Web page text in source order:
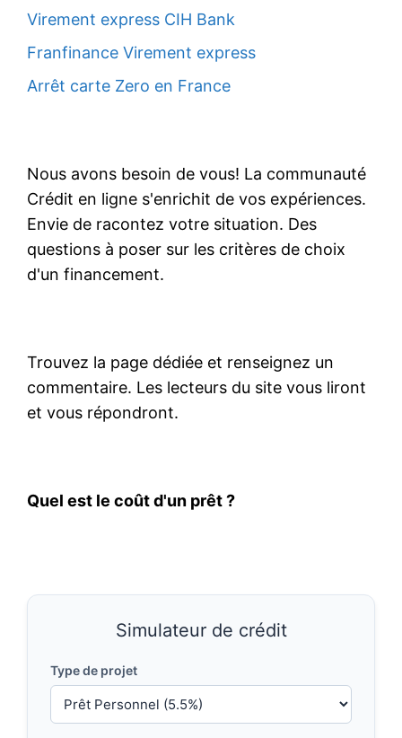
Virement express CIH Bank
Franfinance Virement express
Arrêt carte Zero en France
Nous avons besoin de vous! La communauté
Crédit en ligne s'enrichit de vos expériences.
Envie de racontez votre situation. Des
questions à poser sur les critères de choix
d'un financement.
Trouvez la page dédiée et renseignez un
commentaire. Les lecteurs du site vous liront
et vous répondront.
Quel est le coût d'un prêt ?
Simulateur de crédit
Type de projet